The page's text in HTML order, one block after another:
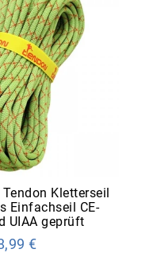
Kletterseil
Einfachseil CE-
UIAA geprüft
€